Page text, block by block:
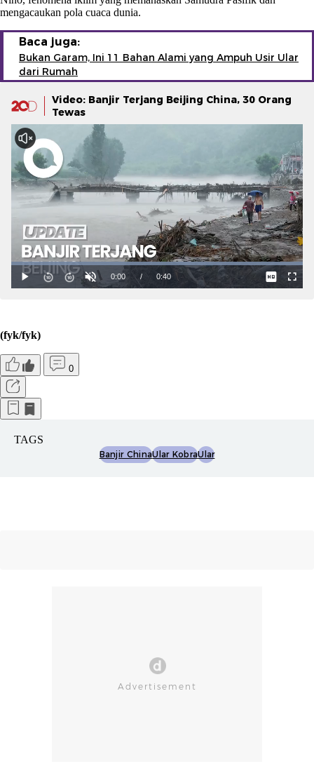
mengacaukan pola cuaca dunia.
Baca juga:
Bukan Garam, Ini 11 Bahan Alami yang Ampuh Usir Ular
dari Rumah
Video: Banjir Terjang Beijing China, 30 Orang
Tewas
(fyk/fyk)
0
TAGS
Banjir ChinaUlar KobraUlar